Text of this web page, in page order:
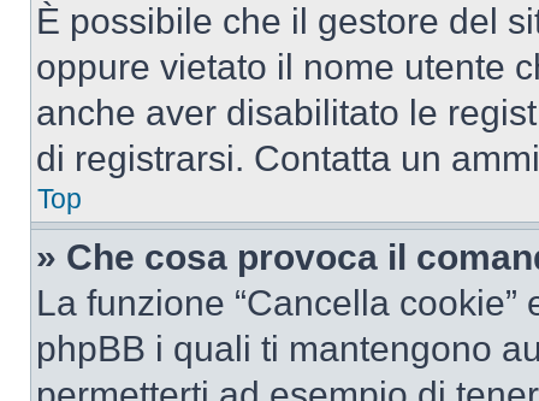
È possibile che il gestore del
oppure vietato il nome utente
anche aver disabilitato le
di registrarsi. Contatta un
Top
» Che cosa provoca il
La funzione “Cancella
phpBB i quali ti mantengono